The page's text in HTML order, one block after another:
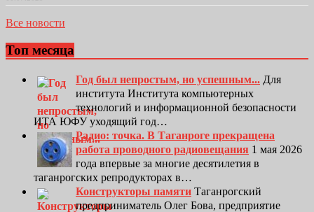
Все новости
Топ месяца
Год был непростым, но успешным... Для
института Института компьютерных
технологий и информационной безопасности
ИТА ЮФУ уходящий год…
Радио: точка. В Таганроге прекращена
работа проводного радиовещания 1 мая 2026
года впервые за многие десятилетия в
таганрогских репродукторах в…
Конструкторы памяти Таганрогский
предприниматель Олег Бова, предприятие